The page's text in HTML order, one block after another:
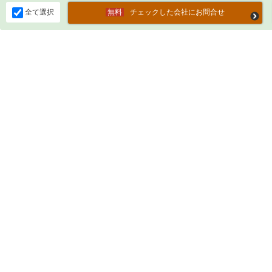
全て選択 チェックした会社にお問合せ